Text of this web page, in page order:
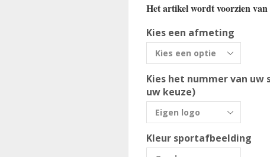
Het artikel wordt voorzien van
Kies een afmeting
Kies het nummer van
uw keuze)
Kleur sportafbeelding